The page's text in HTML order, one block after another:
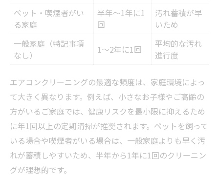
ペット・喫煙者がい
る家庭
半年～1年に1
回
汚れ蓄積が早
いため
一般家庭（特記事項
なし）
1～2年に1回
平均的な汚れ
進行度
エアコンクリーニングの最適な頻度は、家庭環境によっ
て大きく異なります。例えば、小さなお子様やご高齢の
方がいるご家庭では、健康リスクを最小限に抑えるため
に年1回以上の定期清掃が推奨されます。ペットを飼って
いる場合や喫煙者がいる場合は、一般家庭よりも早く汚
れが蓄積しやすいため、半年から1年に1回のクリーニン
グが理想的です。